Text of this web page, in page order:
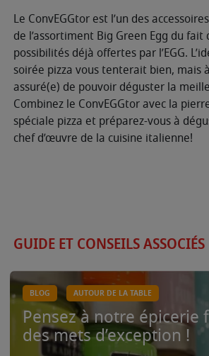
Le ConvEGGtor est l’un des
de l’assortiment Big Green Egg du fait
possibilités déjà offertes par l’EGG.
soirée pizza vous tenterait bien, mais
assuré(e) de pouvoir déguster la
Combinez le ConvEGGtor avec la
spéciale pizza et préparez-vous à
chef d’œuvre de la cuisine italienne!
GUIDE ET CONSEILS ASSOCIÉS
BLOG AUTOUR DE LA TABLE
Pensez à notre épicerie
des mets d’exception !